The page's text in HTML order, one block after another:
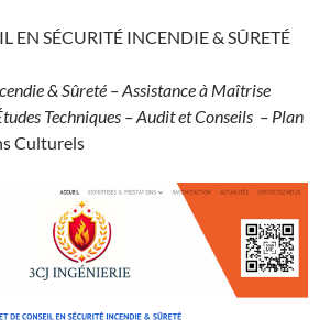
EN SÉCURITÉ INCENDIE & SÛRETÉ
& Sûreté – Assistance à Maîtrise
Techniques – Audit et Conseils – Plan
Culturels